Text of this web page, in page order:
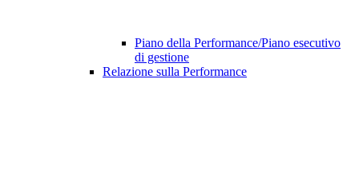
Piano della Performance/Piano esecutivo
di gestione
Relazione sulla Performance